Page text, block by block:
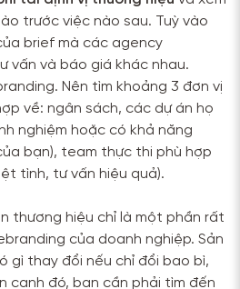
trước việc nào sau. Tuỳ vào
brief mà các agency
vấn và báo giá khác nhau.
Nên tìm khoảng 3 đơn vị
về: ngân sách, các dự án họ
nghiệm hoặc có khả năng
bạn), team thực thi phù hợp
tình, tư vấn hiệu quả).
thương hiệu chỉ là một phần rất
của doanh nghiệp. Sản
gì thay đổi nếu chỉ đổi bao bì,
cạnh đó, bạn cần phải tìm đến